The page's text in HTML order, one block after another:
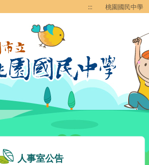
::: 桃園國民中學
人事室公告